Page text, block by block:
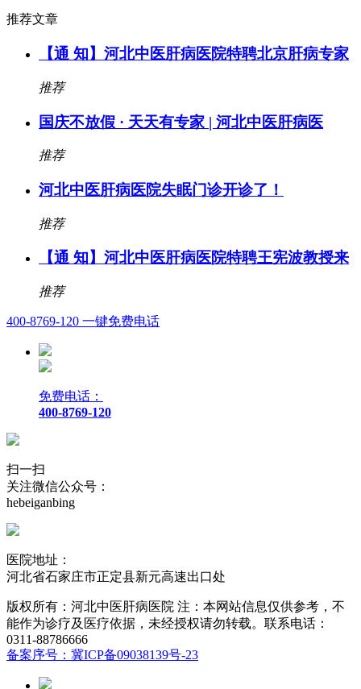
推荐文章
【通 知】河北中医肝病医院特聘北京肝病专家
推荐
国庆不放假 · 天天有专家 | 河北中医肝病医
推荐
河北中医肝病医院失眠门诊开诊了！
推荐
【通 知】河北中医肝病医院特聘王宪波教授来
推荐
400-8769-120 一键免费电话
免费电话：
400-8769-120
扫一扫
关注微信公众号：
hebeiganbing
医院地址：
河北省石家庄市正定县新元高速出口处
版权所有：河北中医肝病医院 注：本网站信息仅供参考，不
能作为诊疗及医疗依据，未经授权请勿转载。联系电话：
0311-88786666
备案序号：冀ICP备09038139号-23